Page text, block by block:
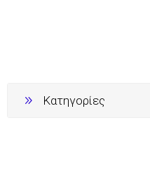
Κατηγορίες